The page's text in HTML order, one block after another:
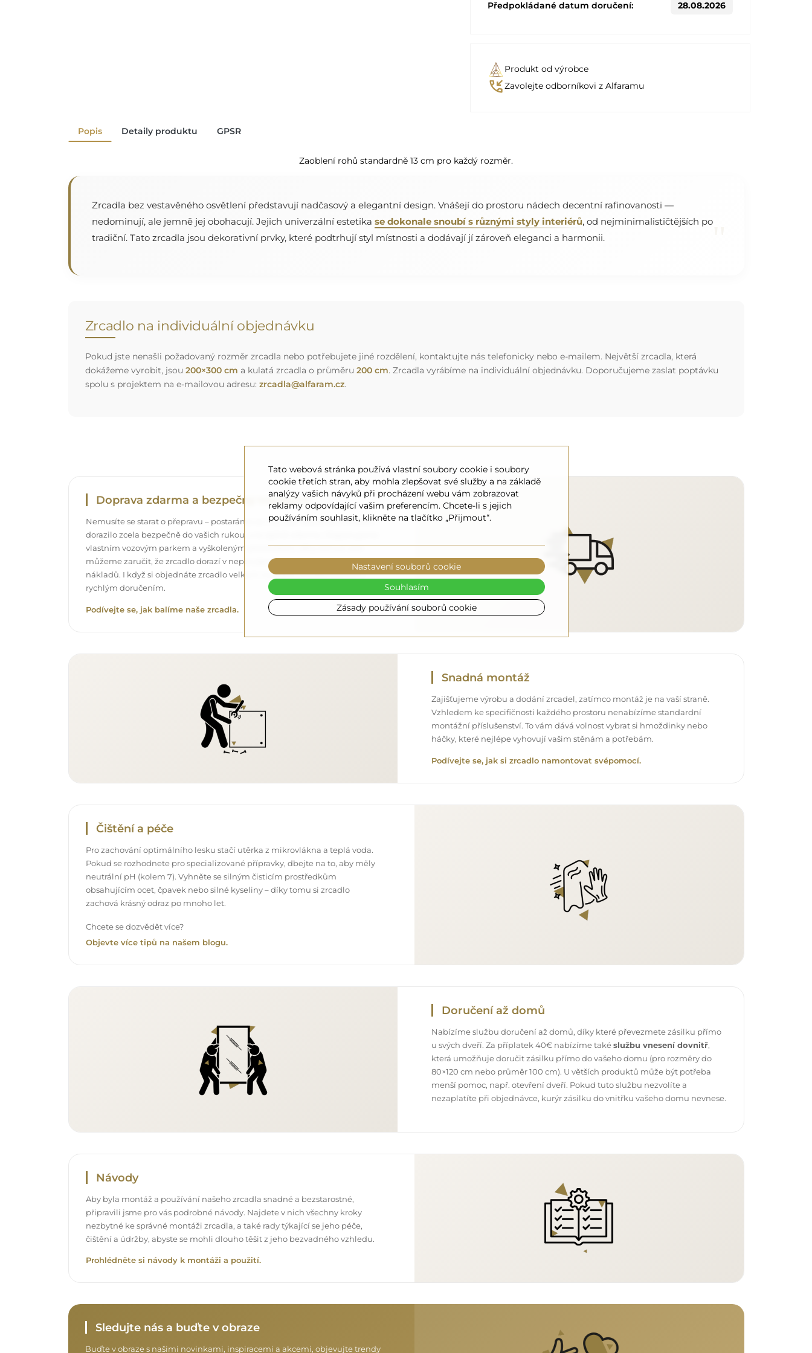
Předpokládané datum doručení: 28.08.2026
Produkt od výrobce
phone_callbackZavolejte odborníkovi z Alfaramu
Popis Detaily produktu GPSR
Zaoblení rohů standardně 13 cm pro každý rozměr.
Zrcadla bez vestavěného osvětlení představují nadčasový a elegantní design. Vnášejí do prostoru nádech decentní rafinovanosti —
nedominují, ale jemně jej obohacují. Jejich univerzální estetika se dokonale snoubí s různými styly interiérů, od nejminimalističtějších po
tradiční. Tato zrcadla jsou dekorativní prvky, které podtrhují styl místnosti a dodávají jí zároveň eleganci a harmonii.
Zrcadlo na individuální objednávku
Pokud jste nenašli požadovaný rozměr zrcadla nebo potřebujete jiné rozdělení, kontaktujte nás telefonicky nebo e-mailem. Největší zrcadla, která
dokážeme vyrobit, jsou 200×300 cm a kulatá zrcadla o průměru 200 cm. Zrcadla vyrábíme na individuální objednávku. Doporučujeme zaslat poptávku
spolu s projektem na e-mailovou adresu: zrcadla@alfaram.cz.
Doprava zdarma a bezpečný transport
Nemusíte se starat o přepravu – postaráme se o to, aby objednané zrcadlo
dorazilo zcela bezpečně do vašich rukou, a to úplně zdarma. Disponujeme
vlastním vozovým parkem a vyškoleným personálem, díky čemuž vám
můžeme zaručit, že zrcadlo dorazí v neporušeném stavu, bez dodatečných
nákladů. I když si objednáte zrcadlo velkých rozměrů, můžete počítat s
rychlým doručením.
Podívejte se, jak balíme naše zrcadla.
Snadná montáž
Zajišťujeme výrobu a dodání zrcadel, zatímco montáž je na vaší straně.
Vzhledem ke specifičnosti každého prostoru nenabízíme standardní
montážní příslušenství. To vám dává volnost vybrat si hmoždinky nebo
háčky, které nejlépe vyhovují vašim stěnám a potřebám.
Podívejte se, jak si zrcadlo namontovat svépomocí.
Čištění a péče
Pro zachování optimálního lesku stačí utěrka z mikrovlákna a teplá voda.
Pokud se rozhodnete pro specializované přípravky, dbejte na to, aby měly
neutrální pH (kolem 7). Vyhněte se silným čisticím prostředkům
obsahujícím ocet, čpavek nebo silné kyseliny – díky tomu si zrcadlo
zachová krásný odraz po mnoho let.
Chcete se dozvědět více?
Objevte více tipů na našem blogu.
Doručení až domů
Nabízíme službu doručení až domů, díky které převezmete zásilku přímo
u svých dveří. Za příplatek 40€ nabízíme takéslužbu vnesení dovnitř,
která umožňuje doručit zásilku přímo do vašeho domu (pro rozměry do
80×120 cm nebo průměr 100 cm). U větších produktů může být potřeba
menší pomoc, např. otevření dveří. Pokud tuto službu nezvolíte a
nezaplatíte při objednávce, kurýr zásilku do vnitřku vašeho domu nevnese.
Návody
Aby byla montáž a používání našeho zrcadla snadné a bezstarostné,
připravili jsme pro vás podrobné návody. Najdete v nich všechny kroky
nezbytné ke správné montáži zrcadla, a také rady týkající se jeho péče,
čištění a údržby, abyste se mohli dlouho těšit z jeho bezvadného vzhledu.
Prohlédněte si návody k montáži a použití.
Sledujte nás a buďte v obraze
Buďte v obraze s našimi novinkami, inspiracemi a akcemi, objevujte trendy
Tato webová stránka používá vlastní soubory cookie i soubory
cookie třetích stran, aby mohla zlepšovat své služby a na základě
analýzy vašich návyků při procházení webu vám zobrazovat
reklamy odpovídající vašim preferencím. Chcete-li s jejich
používáním souhlasit, klikněte na tlačítko „Přijmout“.
Zásady používání souborů cookie
Nastavení souborů cookie
Souhlasím